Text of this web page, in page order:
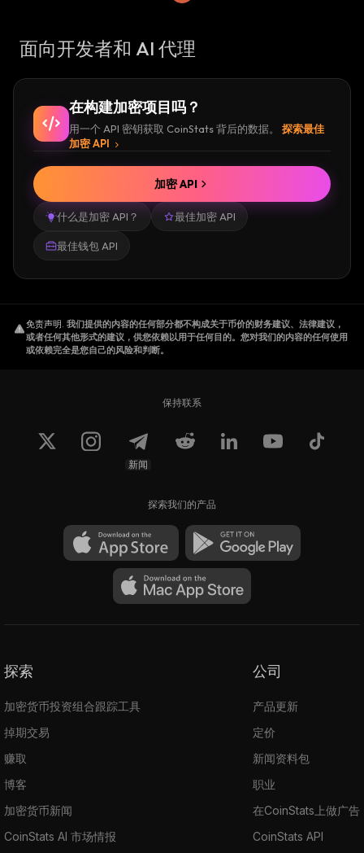
面向开发者和 AI 代理
在构建加密项目吗？
用一个 API 密钥获取 CoinStats 背后的数据。
探索最佳
加密 API
什么是加密 API？ 最佳加密 API
最佳钱包 API
加密 API
免责声明. 我们提供的内容的任何部分都不构成关于币价的财务建议、法律建议，
或者任何其他形式的建议，供您依赖以用于任何目的。您对我们的内容的任何使用
或依赖完全是您自己的风险和判断。
保持联系
新闻
探索我们的产品
探索
加密货币投资组合跟踪工具
掉期交易
赚取
博客
加密货币新闻
CoinStats AI 市场情报
公司
产品更新
定价
新闻资料包
职业
在CoinStats上做广告
CoinStats API